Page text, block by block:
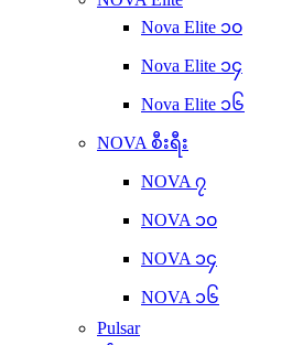
Nova Elite ၁၀
Nova Elite ၁၄
Nova Elite ၁၆
NOVA စီးရီး
NOVA ၇
NOVA ၁၀
NOVA ၁၄
NOVA ၁၆
Pulsar